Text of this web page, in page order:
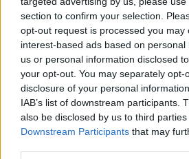
section to confirm your selection.
opt-out request is processed you may
interest-based ads based on
us or personal information disclosed
your opt-out. You may separately opt-
disclosure of your personal
IAB’s list of downstream participants.
also be disclosed by us to third
Downstream Participants that may
Portfolio
2001. december 05. 08:58
A Matáv 100%-os tulajdonában álló
újabb 8 városban (Debrecen,
Miskolc, Sopron, Szekszárd,
lehetővé az ADSL szolgáltatás
egyharmadára nő a technológiai